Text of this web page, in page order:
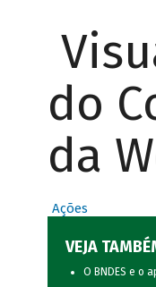
do
da
Ações
VEJA
O BNDES e o